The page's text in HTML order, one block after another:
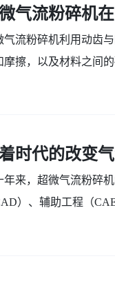
气流粉碎机
气流粉碎机利用动齿
摩擦，以及材料之间
时代的改变
年来，超微气流粉碎
）、辅助工程（